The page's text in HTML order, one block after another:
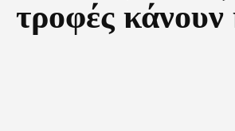
τροφές